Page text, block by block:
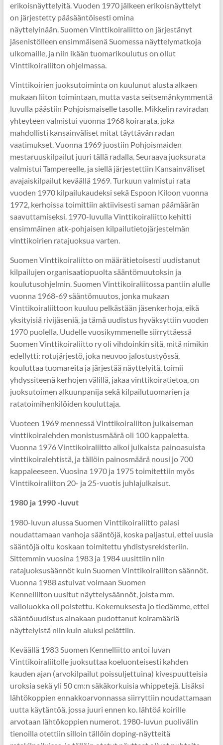
erikoisnäyttelyitä. Vuoden 1970 jälkeen erikoisnäyttelyt
on järjestetty pääsääntöisesti omina
näyttelyinään. Suomen Vinttikoiraliitto on järjestänyt
jäsenistölleen ensimmäisenä Suomessa näyttelymatkoja
ulkomaille, ja niin ikään tuomarikoulutus on ollut
Vinttikoiraliiton ohjelmassa.
Vinttikoirien juoksutoiminta on kuulunut alusta alkaen
mukaan liiton toimintaan, mutta vasta seitsemänkymmentä
luvulla päästiin Pohjoismaiselle tasolle. Mikkelin raviradan
yhteyteen valmistui vuonna 1968 koirarata, joka
mahdollisti kansainväliset mitat täyttävän radan
vaatimukset. Vuonna 1969 juostiin Pohjoismaiden
mestaruuskilpailut juuri tällä radalla. Seuraava juoksurata
valmistui Tampereelle, ja siellä järjestettiin Kansainväliset
avajaiskilpailut keväällä 1969. Turkuun valmistui rata
vuoden 1970 kilpailukaudeksi sekä Espoon Kiloon vuonna
1972, kerhoissa toimittiin aktiivisesti saman päämäärän
saavuttamiseksi. 1970-luvulla Vinttikoiraliitto kehitti
ensimmäinen atk-pohjaisen kilpailutietojärjestelmän
vinttikoirien ratajuoksua varten.
Suomen Vinttikoiraliitto on määrätietoisesti uudistanut
kilpailujen organisaatiopuolta sääntömuutoksin ja
koulutusohjelmin. Suomen Vinttikoiraliitossa pantiin alulle
vuonna 1968-69 sääntömuutos, jonka mukaan
Vinttikoiraliittoon kuuluu pelkästään jäsenkerhoja, eikä
yksityisiä rivijäseniä, ja tämä uudistus hyväksyttiin vuoden
1970 puolella. Uudelle vuosikymmenelle siirryttäessä
Suomen Vinttikoiraliitto ry oli vihdoinkin sitä, mitä nimikin
edellytti: rotujärjestö, joka neuvoo jalostustyössä,
kouluttaa tuomareita ja järjestää näyttelyitä, toimii
yhdyssiteenä kerhojen välillä, jakaa vinttikoiratietoa, on
juoksutoimen alkuunpanija sekä kilpailutuomarien ja
ratatoimihenkilöiden kouluttaja.
Vuoteen 1969 mennessä Vinttikoiraliiton julkaiseman
vinttikoiralehden monistusmäärä oli 100 kappaletta.
Vuonna 1976 Vinttikoiraliitto alkoi julkaista painoasuista
vinttikoiralehtistä, ja tällöin painosmäärä nousi jo 700
kappaleeseen. Vuosina 1970 ja 1975 toimitettiin myös
Vinttikoiraliiton 20- ja 25-vuotis juhlajulkaisut.
1980 ja 1990 -luvut
1980-luvun alussa Suomen Vinttikoiraliitto palasi
noudattamaan vanhoja sääntöjä, koska paljastui, ettei uusia
sääntöjä oltu koskaan toimitettu yhdistysrekisteriin.
Sittemmin vuosina 1983 ja 1984 uusittiin niin
ratajuoksusäännöt kuin Suomen Vinttikoiraliiton säännöt.
Vuonna 1988 astuivat voimaan Suomen
Kennelliiton uusitut näyttelysäännöt, joista mm.
valioluokka oli poistettu. Kokemuksesta jo tiedämme, ettei
sääntöuudistus ainakaan pudottanut koiramääriä
näyttelyistä niin kuin aluksi pelättiin.
Keväällä 1983 Suomen Kennelliitto antoi luvan
Vinttikoiraliitolle juoksuttaa koeluonteisesti kahden
kauden ajan (arvokilpailut poissuljettuina) kivespuutteisia
uroksia sekä yli 50 cm:n säkäkorkuisia whippetejä. Lisäksi
lähtökoppien ennakkoarvonnassa siirryttiin noudattamaan
uutta käytäntöä, jossa juuri ennen ko. lähtöä koirille
arvotaan lähtökoppien numerot. 1980-luvun puolivälin
tienoilla otettiin silloin tällöin doping-näytteitä